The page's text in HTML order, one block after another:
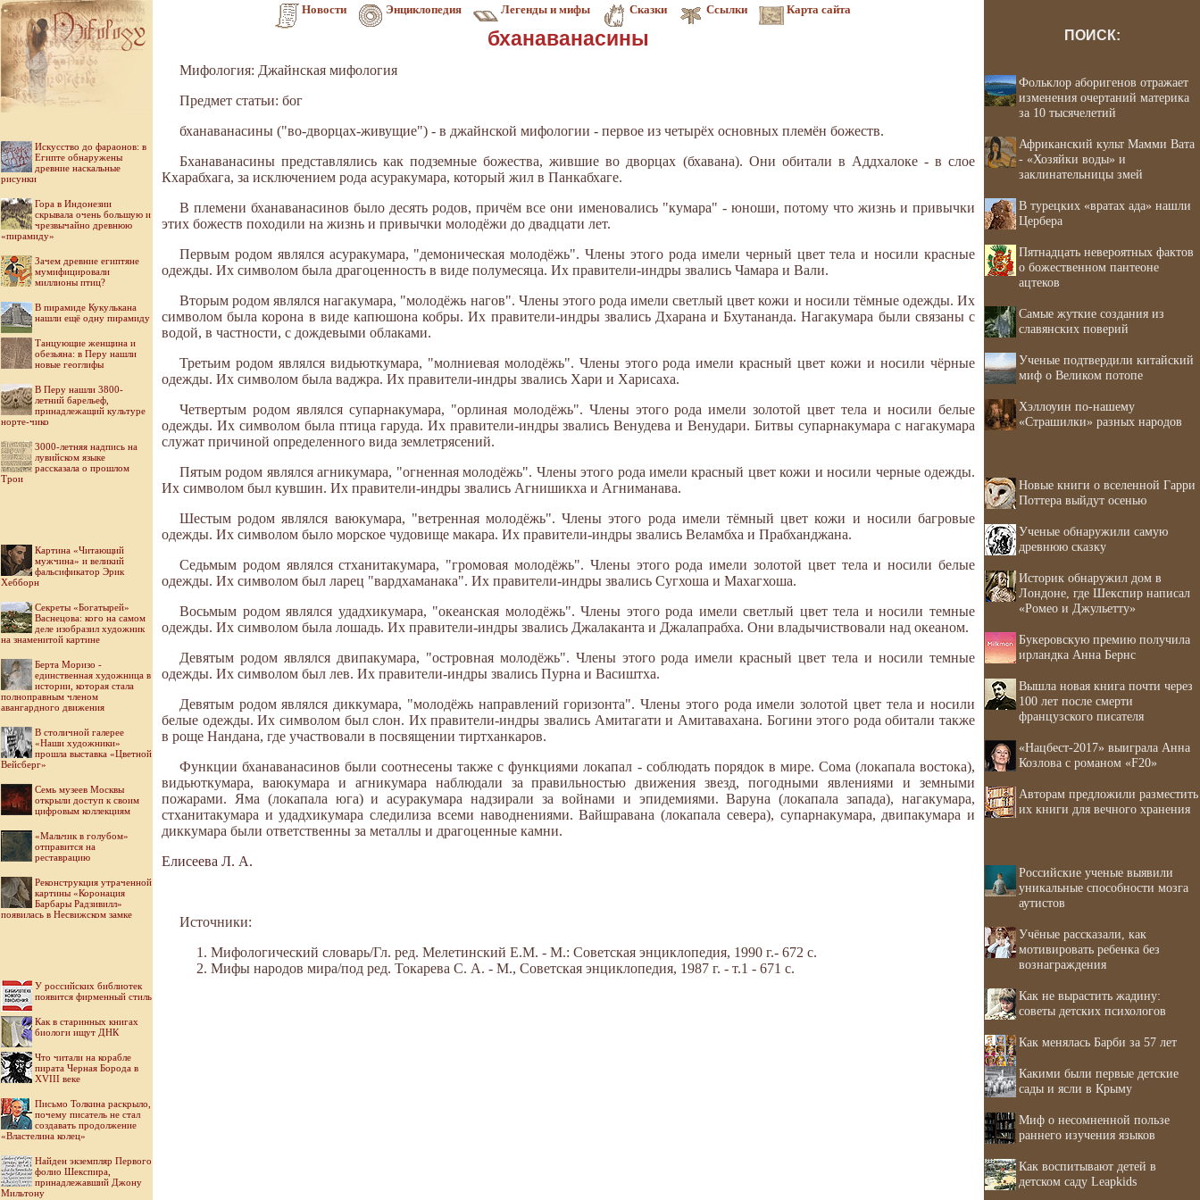
Новости Энциклопедия Легенды и мифы Сказки Ссылки Карта сайта
Искусство до фараонов: в
Египте обнаружены
древние наскальные
рисунки
Гора в Индонезии
скрывала очень большую и
чрезвычайно древнюю
«пирамиду»
Зачем древние египтяне
мумифицировали
миллионы птиц?
В пирамиде Кукулькана
нашли ещё одну пирамиду
Танцующие женщина и
обезьяна: в Перу нашли
новые геоглифы
В Перу нашли 3800-
летний барельеф,
принадлежащий культуре
норте-чико
3000-летняя надпись на
лувийском языке
рассказала о прошлом
Трои
Картина «Читающий
мужчина» и великий
фальсификатор Эрик
Хебборн
Секреты «Богатырей»
Васнецова: кого на самом
деле изобразил художник
на знаменитой картине
Берта Моризо -
единственная художница в
истории, которая стала
полноправным членом
авангардного движения
В столичной галерее
«Наши художники»
прошла выставка «Цветной
Вейсберг»
Семь музеев Москвы
открыли доступ к своим
цифровым коллекциям
«Мальчик в голубом»
отправится на
реставрацию
Реконструкция утраченной
картины «Коронация
Барбары Радзивилл»
появилась в Несвижском замке
У российских библиотек
появится фирменный стиль
Как в старинных книгах
биологи ищут ДНК
Что читали на корабле
пирата Черная Борода в
XVIII веке
Письмо Толкина раскрыло,
почему писатель не стал
создавать продолжение
«Властелина колец»
Найден экземпляр Первого
фолио Шекспира,
принадлежавший Джону
Мильтону
бханаванасины
Мифология: Джайнская мифология
Предмет статьи: бог
бханаванасины ("во-дворцах-живущие") - в джайнской мифологии - первое из четырёх основных племён божеств.
Бханаванасины представлялись как подземные божества, жившие во дворцах (бхавана). Они обитали в Аддхалоке - в слое
Кхарабхага, за исключением рода асуракумара, который жил в Панкабхаге.
В племени бханаванасинов было десять родов, причём все они именовались "кумара" - юноши, потому что жизнь и привычки
этих божеств походили на жизнь и привычки молодёжи до двадцати лет.
Первым родом являлся асуракумара, "демоническая молодёжь". Члены этого рода имели черный цвет тела и носили красные
одежды. Их символом была драгоценность в виде полумесяца. Их правители-индры звались Чамара и Вали.
Вторым родом являлся нагакумара, "молодёжь нагов". Члены этого рода имели светлый цвет кожи и носили тёмные одежды. Их
символом была корона в виде капюшона кобры. Их правители-индры звались Дхарана и Бхутананда. Нагакумара были связаны с
водой, в частности, с дождевыми облаками.
Третьим родом являлся видьюткумара, "молниевая молодёжь". Члены этого рода имели красный цвет кожи и носили чёрные
одежды. Их символом была ваджра. Их правители-индры звались Хари и Харисаха.
Четвертым родом являлся супарнакумара, "орлиная молодёжь". Члены этого рода имели золотой цвет тела и носили белые
одежды. Их символом была птица гаруда. Их правители-индры звались Венудева и Венудари. Битвы супарнакумара с нагакумара
служат причиной определенного вида землетрясений.
Пятым родом являлся агникумара, "огненная молодёжь". Члены этого рода имели красный цвет кожи и носили черные одежды.
Их символом был кувшин. Их правители-индры звались Агнишикха и Агниманава.
Шестым родом являлся ваюкумара, "ветренная молодёжь". Члены этого рода имели тёмный цвет кожи и носили багровые
одежды. Их символом было морское чудовище макара. Их правители-индры звались Веламбха и Прабханджана.
Седьмым родом являлся стханитакумара, "громовая молодёжь". Члены этого рода имели золотой цвет тела и носили белые
одежды. Их символом был ларец "вардхаманака". Их правители-индры звались Сугхоша и Махагхоша.
Восьмым родом являлся удадхикумара, "океанская молодёжь". Члены этого рода имели светлый цвет тела и носили темные
одежды. Их символом была лошадь. Их правители-индры звались Джалаканта и Джалапрабха. Они владычиствовали над океаном.
Девятым родом являлся двипакумара, "островная молодёжь". Члены этого рода имели красный цвет тела и носили темные
одежды. Их символом был лев. Их правители-индры звались Пурна и Васиштха.
Девятым родом являлся диккумара, "молодёжь направлений горизонта". Члены этого рода имели золотой цвет тела и носили
белые одежды. Их символом был слон. Их правители-индры звались Амитагати и Амитавахана. Богини этого рода обитали также
в роще Нандана, где участвовали в посвящении тиртханкаров.
Функции бханаванасинов были соотнесены также с функциями локапал - соблюдать порядок в мире. Сома (локапала востока),
видьюткумара, ваюкумара и агникумара наблюдали за правильностью движения звезд, погодными явлениями и земными
пожарами. Яма (локапала юга) и асуракумара надзирали за войнами и эпидемиями. Варуна (локапала запада), нагакумара,
стханитакумара и удадхикумара следилиза всеми наводнениями. Вайшравана (локапала севера), супарнакумара, двипакумара и
диккумара были ответственны за металлы и драгоценные камни.
Елисеева Л. А.
Источники:
Мифологический словарь/Гл. ред. Мелетинский Е.М. - М.: Советская энциклопедия, 1990 г.- 672 с.
Мифы народов мира/под ред. Токарева С. А. - М., Советская энциклопедия, 1987 г. - т.1 - 671 с.
ПОИСК:
Фольклор аборигенов отражает
изменения очертаний материка
за 10 тысячелетий
Африканский культ Мамми Вата
- «Хозяйки воды» и
заклинательницы змей
В турецких «вратах ада» нашли
Цербера
Пятнадцать невероятных фактов
о божественном пантеоне
ацтеков
Самые жуткие создания из
славянских поверий
Ученые подтвердили китайский
миф о Великом потопе
Хэллоуин по-нашему
«Страшилки» разных народов
Новые книги о вселенной Гарри
Поттера выйдут осенью
Ученые обнаружили самую
древнюю сказку
Историк обнаружил дом в
Лондоне, где Шекспир написал
«Ромео и Джульетту»
Букеровскую премию получила
ирландка Анна Бернс
Вышла новая книга почти через
100 лет после смерти
французского писателя
«Нацбест-2017» выиграла Анна
Козлова с романом «F20»
Авторам предложили разместить
их книги для вечного хранения
Российские ученые выявили
уникальные способности мозга
аутистов
Учёные рассказали, как
мотивировать ребенка без
вознаграждения
Как не вырастить жадину:
советы детских психологов
Как менялась Барби за 57 лет
Какими были первые детские
сады и ясли в Крыму
Миф о несомненной пользе
раннего изучения языков
Как воспитывают детей в
детском саду Leapkids